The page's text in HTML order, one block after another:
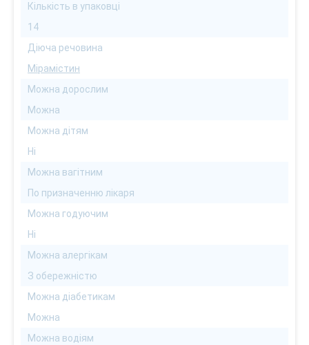
Кількість в упаковці
14
Діюча речовина
Мірамістин
Можна дорослим
Можна
Можна дітям
Ні
Можна вагітним
По призначенню лікаря
Можна годуючим
Ні
Можна алергікам
З обережністю
Можна діабетикам
Можна
Можна водіям